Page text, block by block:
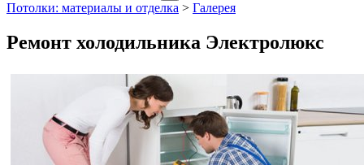
Потолки: материалы и отделка > Галерея
Ремонт холодильника Электролюкс